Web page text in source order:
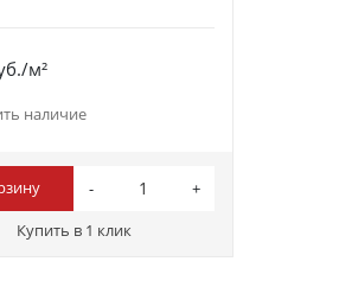
м²
наличие
Купить в 1 клик